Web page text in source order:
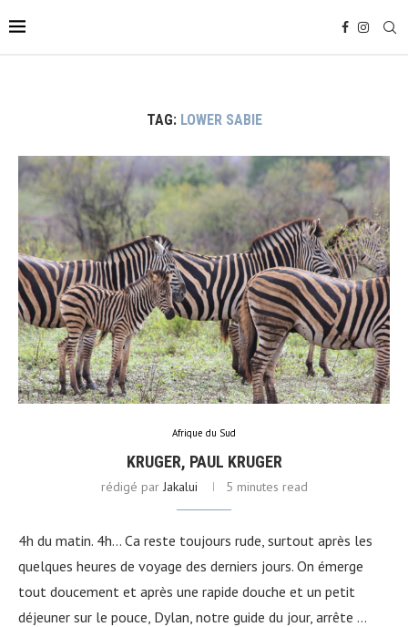
TAG: LOWER SABIE
Afrique du Sud
KRUGER, PAUL KRUGER
rédigé par Jakalui 5 minutes read
4h du matin. 4h… Ca reste toujours rude, surtout après les
quelques heures de voyage des derniers jours. On émerge
tout doucement et après une rapide douche et un petit
déjeuner sur le pouce, Dylan, notre guide du jour, arrête …